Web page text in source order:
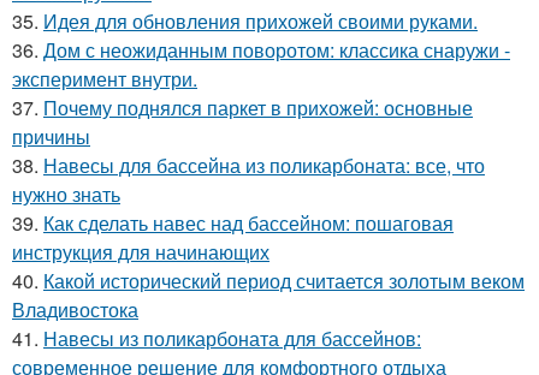
35. Идея для обновления прихожей своими руками.
36. Дом с неожиданным поворотом: классика снаружи -
эксперимент внутри.
37. Почему поднялся паркет в прихожей: основные
причины
38. Навесы для бассейна из поликарбоната: все, что
нужно знать
39. Как сделать навес над бассейном: пошаговая
инструкция для начинающих
40. Какой исторический период считается золотым веком
Владивостока
41. Навесы из поликарбоната для бассейнов:
современное решение для комфортного отдыха